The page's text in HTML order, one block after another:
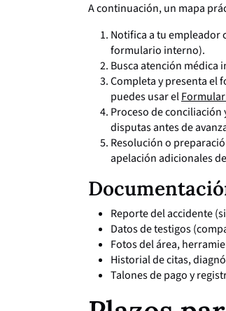
A continuación, un mapa
Notifica a tu empleador
formulario interno).
Busca atención médica
Completa y presenta el
puedes usar el
Proceso de
disputas antes de
Resolución o
apelación adicionales
Reporte del accidente
Datos de testigos
Fotos del área,
Historial de citas,
Talones de pago y